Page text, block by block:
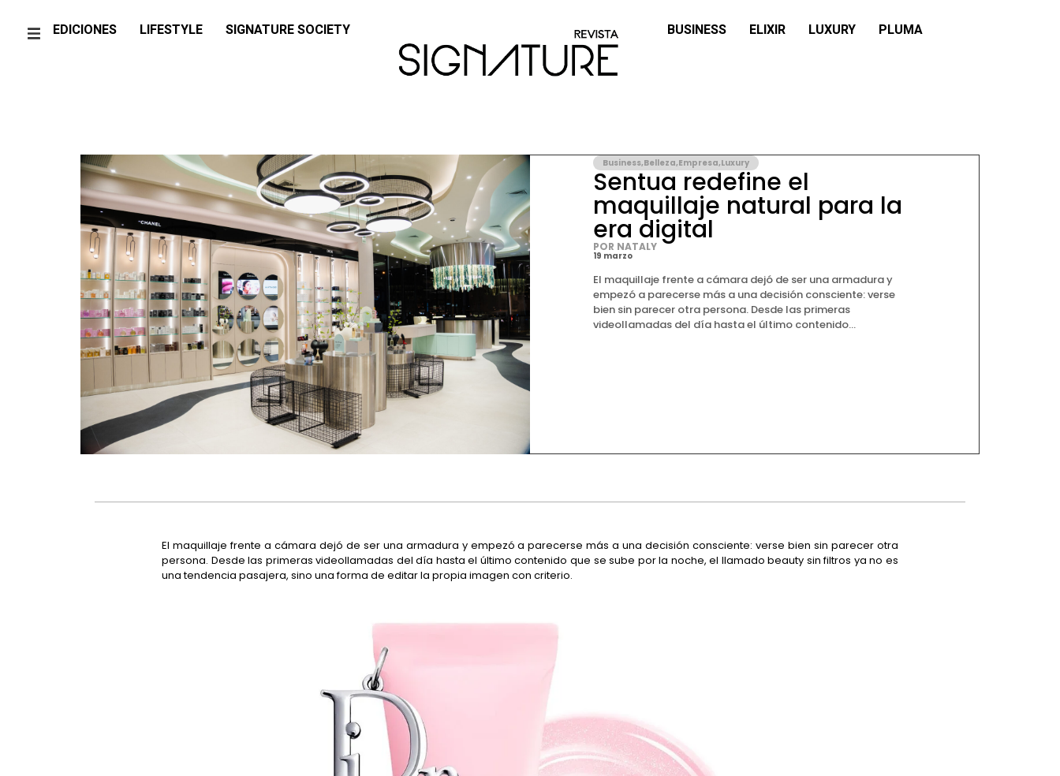
EDICIONES LIFESTYLE SIGNATURE SOCIETY BUSINESS ELIXIR LUXURY PLUMA
Business,Belleza,Empresa,Luxury
Sentua redefine el
maquillaje natural para la
era digital
POR NATALY
19 marzo
El maquillaje frente a cámara dejó de ser una armadura y
empezó a parecerse más a una decisión consciente: verse
bien sin parecer otra persona. Desde las primeras
videollamadas del día hasta el último contenido...
El maquillaje frente a cámara dejó de ser una armadura y empezó a parecerse más a una decisión consciente: verse bien sin parecer otra
persona. Desde las primeras videollamadas del día hasta el último contenido que se sube por la noche, el llamado beauty sin filtros ya no es
una tendencia pasajera, sino una forma de editar la propia imagen con criterio.